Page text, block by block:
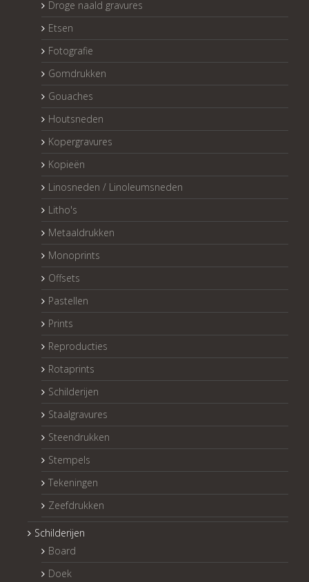
Droge naald gravures
Etsen
Fotografie
Gomdrukken
Gouaches
Houtsneden
Kopergravures
Kopieën
Linosneden / Linoleumsneden
Litho's
Metaaldrukken
Monoprints
Offsets
Pastellen
Prints
Reproducties
Rotaprints
Schilderijen
Staalgravures
Steendrukken
Stempels
Tekeningen
Zeefdrukken
Schilderijen
Board
Doek